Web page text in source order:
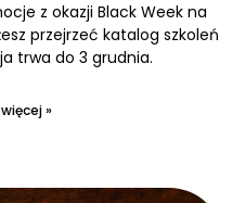
z okazji Black Week na
przejrzeć katalog szkoleń
trwa do 3 grudnia.
»